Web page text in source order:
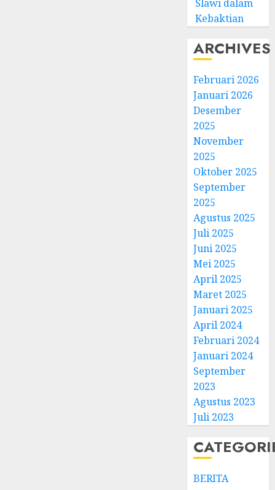
Slawi dalam
Kebaktian
ARCHIVES
Februari 2026
Januari 2026
Desember
2025
November
2025
Oktober 2025
September
2025
Agustus 2025
Juli 2025
Juni 2025
Mei 2025
April 2025
Maret 2025
Januari 2025
April 2024
Februari 2024
Januari 2024
September
2023
Agustus 2023
Juli 2023
BERITA
3
Natal
BKSG
Tegal
di
11, 2026
4
Samuel
Adi
dan